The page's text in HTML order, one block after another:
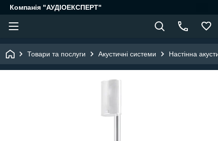
Компанія "АУДІОЕКСПЕРТ"
Товари та послуги Акустичні системи Настінна